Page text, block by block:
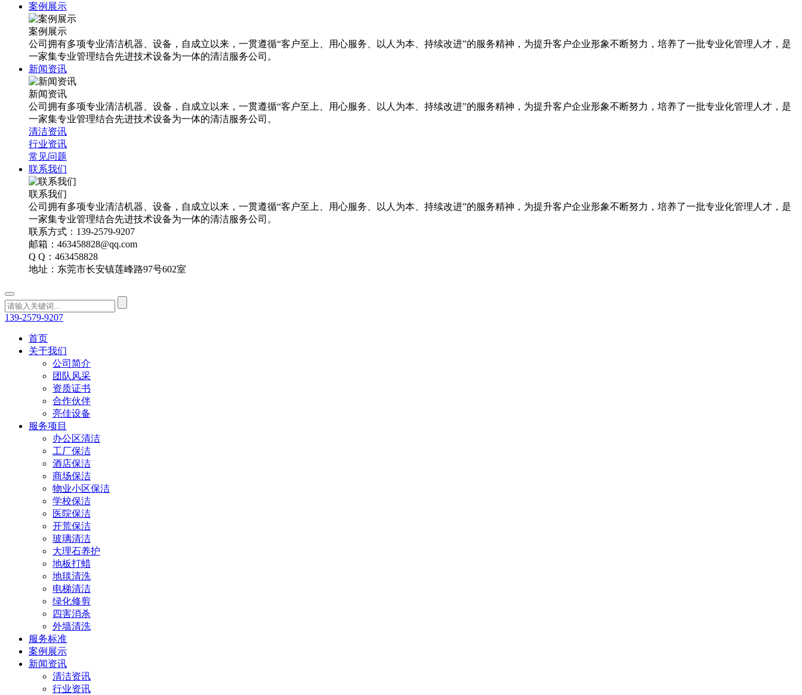
案例展示
案例展示
公司拥有多项专业清洁机器、设备，自成立以来，一贯遵循“客户至上、用心服务、以人为本、持续改进”的服务精神，为提升客户企业形象不断努力，培养了一批专业化管理人才，是
一家集专业管理结合先进技术设备为一体的清洁服务公司。
新闻资讯
新闻资讯
公司拥有多项专业清洁机器、设备，自成立以来，一贯遵循“客户至上、用心服务、以人为本、持续改进”的服务精神，为提升客户企业形象不断努力，培养了一批专业化管理人才，是
一家集专业管理结合先进技术设备为一体的清洁服务公司。
清洁资讯
行业资讯
常见问题
联系我们
联系我们
公司拥有多项专业清洁机器、设备，自成立以来，一贯遵循“客户至上、用心服务、以人为本、持续改进”的服务精神，为提升客户企业形象不断努力，培养了一批专业化管理人才，是
一家集专业管理结合先进技术设备为一体的清洁服务公司。
联系方式：139-2579-9207
邮箱：463458828@qq.com
Q Q：463458828
地址：东莞市长安镇莲峰路97号602室
139-2579-9207
首页
关于我们
公司简介
团队风采
资质证书
合作伙伴
亮佳设备
服务项目
办公区清洁
工厂保洁
酒店保洁
商场保洁
物业小区保洁
学校保洁
医院保洁
开荒保洁
玻璃清洁
大理石养护
地板打蜡
地毯清洗
电梯清洁
绿化修剪
四害消杀
外墙清洗
服务标准
案例展示
新闻资讯
清洁资讯
行业资讯